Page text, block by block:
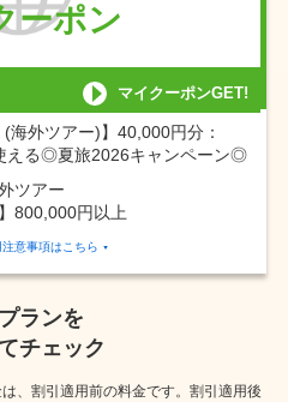
ーポン
マイクーポンGET!
(海外ツアー)】40,000円分：
える◎夏旅2026キャンペーン◎
ツアー
800,000円以上
意事項はこちら
ランを
チェック
、割引適用前の料金です。 割引適用後